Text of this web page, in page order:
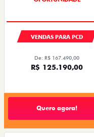
VENDAS PARA PCD
De: R$ 167.490,00
R$ 125.190,00
Quero agora!